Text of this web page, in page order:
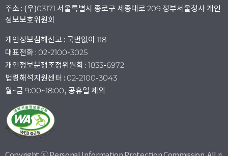
주소 : (우)03171 서울특별시 종로구 세종대로 209 정부서울청사 개인
정보보호위원회
개인정보침해신고 : 국번없이 118
대표전화 : 02-2100-3025
개인정보분쟁조정위원회 : 1833-6972
법령해석지원센터 : 02-2100-3043
월~금 9:00~18:00, 공휴일 제외